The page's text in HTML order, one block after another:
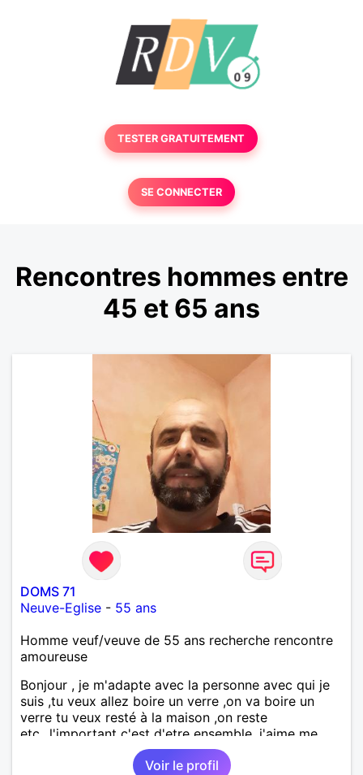
TESTER GRATUITEMENT
SE CONNECTER
Rencontres hommes entre
45 et 65 ans
DOMS 71
Neuve-Eglise - 55 ans
Homme veuf/veuve de 55 ans recherche rencontre
amoureuse
Bonjour , je m'adapte avec la personne avec qui je
suis ,tu veux allez boire un verre ,on va boire un
verre tu veux resté à la maison ,on reste
etc...l'important c'est d'etre ensemble .j'aime me
balader , faire du sport , regarder des film , aller au
théatre etc et j'aime par dessus tous rire
Voir le profil